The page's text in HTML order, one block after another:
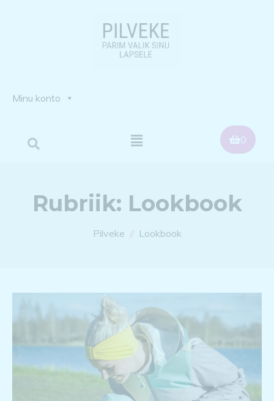
Minu konto
0
Rubriik: Lookbook
Pilveke Lookbook